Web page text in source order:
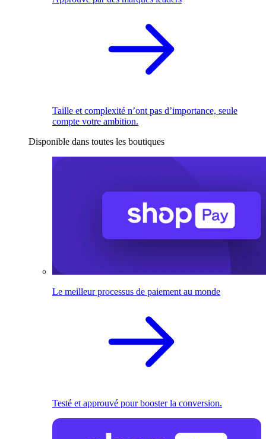
Taille et complexité n’ont pas d’importance, seule
compte votre ambition.
Disponible dans toutes les boutiques
Le meilleur processus de paiement au monde
Testé et approuvé pour booster la conversion.